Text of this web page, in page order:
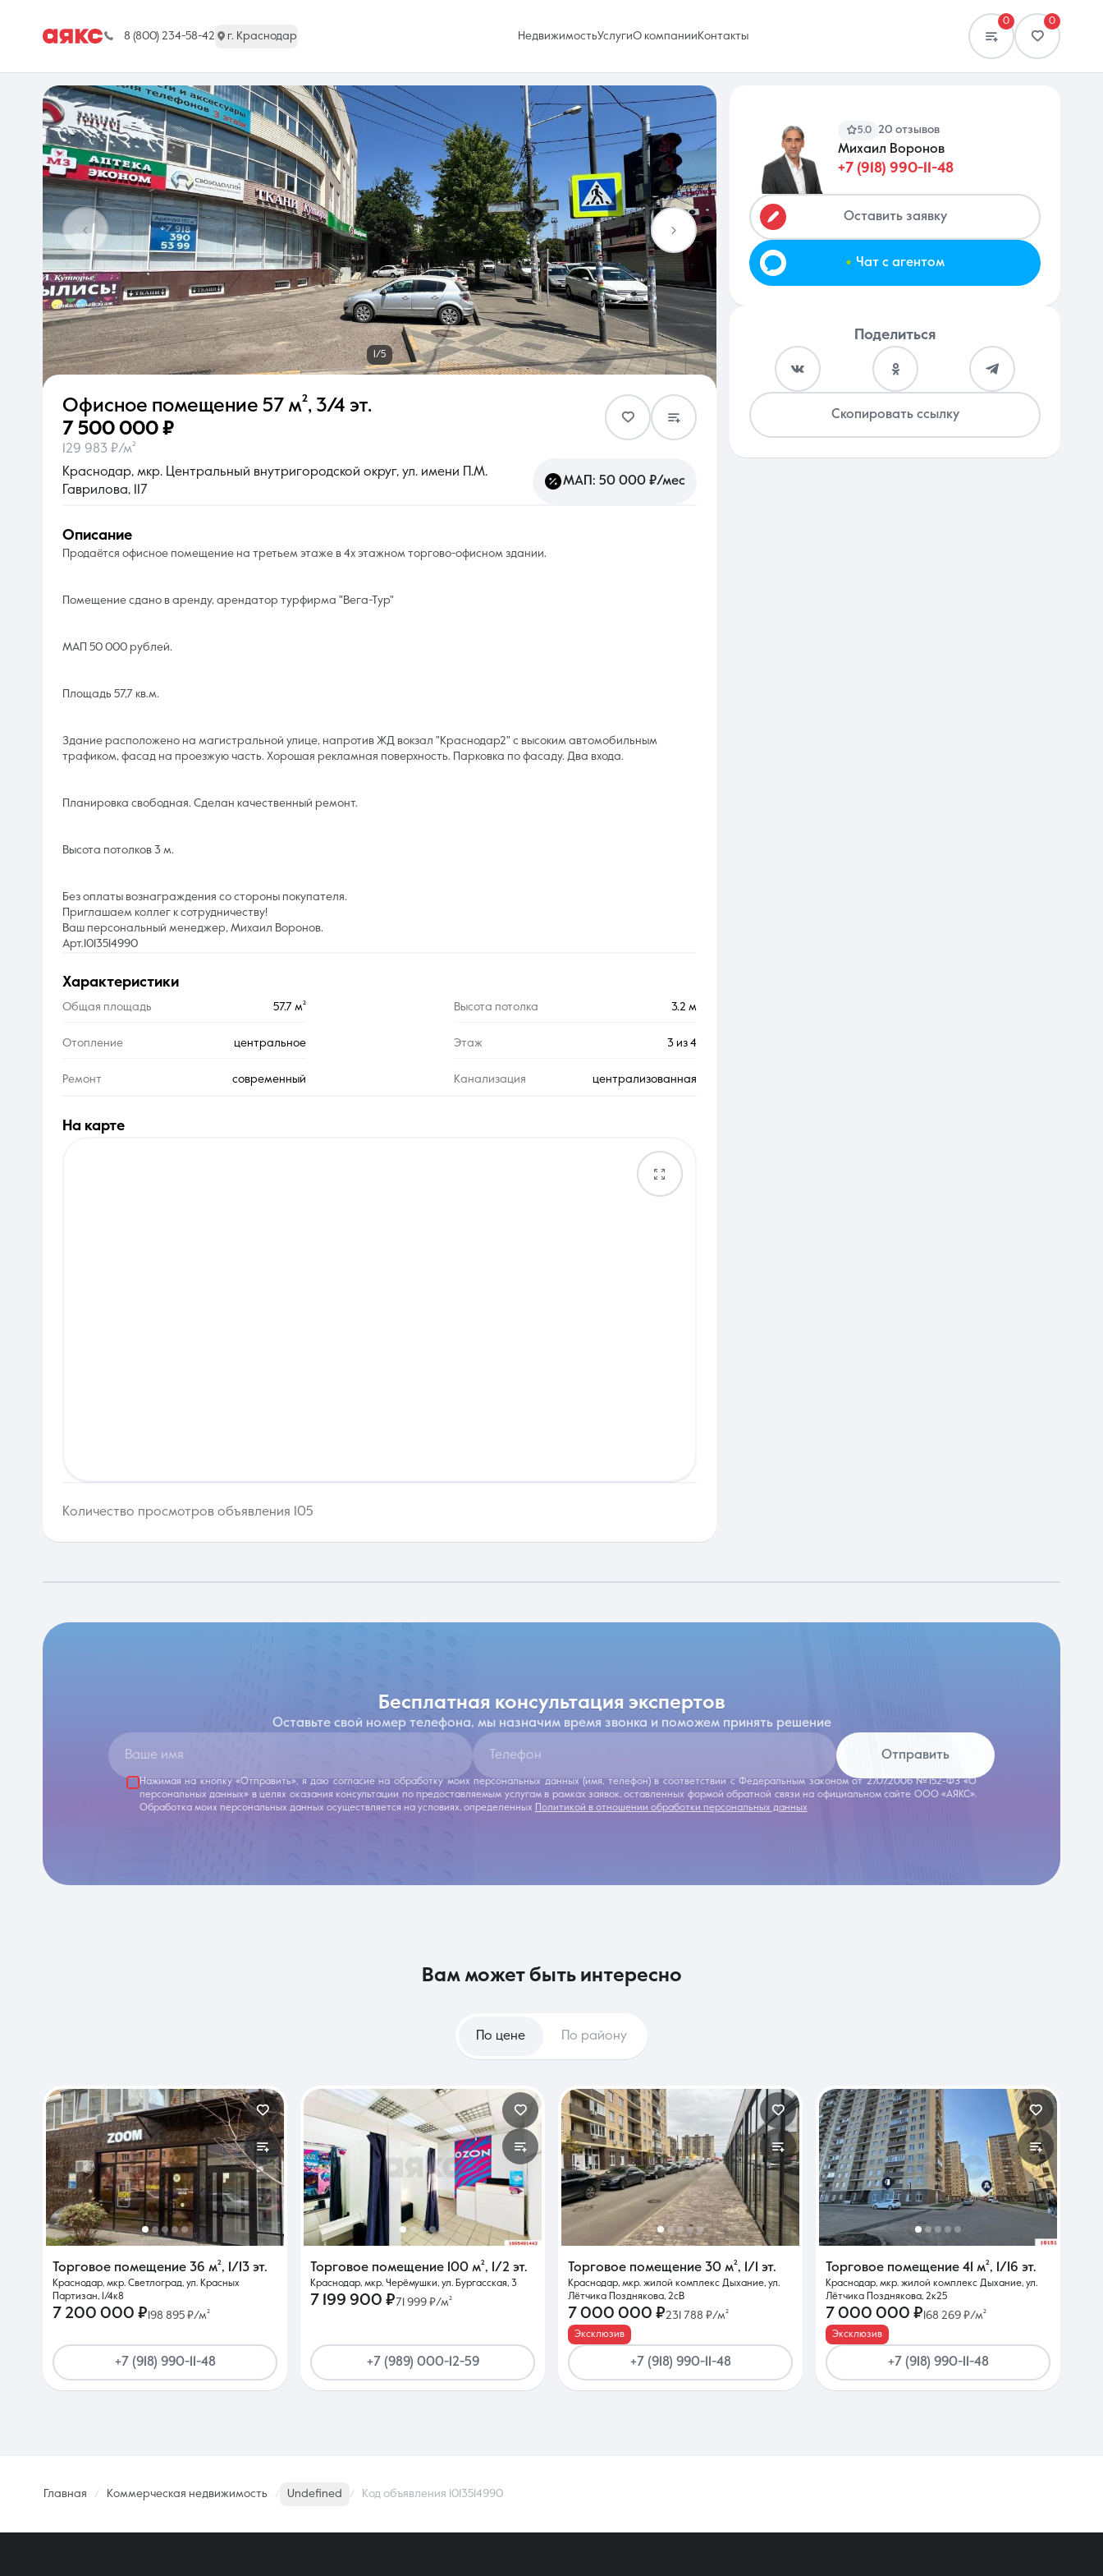
8 (800) 234-58-42 г. Краснодар НедвижимостьУслугиО компании Контакты
0 0
г. Краснодар Избранное
0 объявлений
Сравнение
Недвижимость Услуги
О компании Контакты
8 (861) 297-00-00
1/5
Офисное помещение 57 м², 3/4 эт.
7 500 000 ₽
129 983 ₽/м²
Краснодар, мкр. Центральный внутригородской округ, ул. имени П.М.
Гаврилова, 117
МАП: 50 000 ₽/мес
характеристики
Общая площадь 57.7 м² Высота потолка 3.2 м
Отопление центральное Этаж 3 из 4
Ремонт современный Канализация централизованная
описание
Продаётся офисное помещение на третьем этаже в 4х этажном торгово-офисном здании.
Помещение сдано в аренду, арендатор турфирма "Вега-Тур"
МАП 50 000 рублей.
Площадь 57,7 кв.м.
Здание расположено на магистральной улице, напротив ЖД вокзал "Краснодар2" с высоким автомобильным
трафиком, фасад на проезжую часть. Хорошая рекламная поверхность. Парковка по фасаду. Два входа.
Планировка свободная. Сделан качественный ремонт.
Высота потолков 3 м.
Без оплаты вознаграждения со стороны покупателя.
Приглашаем коллег к сотрудничеству!
Ваш персональный менеджер, Михаил Воронов.
Арт.1013514990
на карте
Количество просмотров объявления 105
5.0 20 отзывов
Михаил Воронов
+7 (918) 990-11-48
Оставить заявку
. Чат с агентом
Поделиться
Скопировать ссылку
бесплатная консультация экспертов
Оставьте свой номер телефона, мы назначим время звонка и поможем принять решение
Ваше имя Телефон Отправить
Нажимая на кнопку «Отправить», я даю согласие на обработку моих персональных данных (имя, телефон) в соответствии с Федеральным законом от 27.07.2006 №152-ФЗ «О
персональных данных» в целях оказания консультации по предоставляемым услугам в рамках заявок, оставленных формой обратной связи на официальном сайте ООО «АЯКС».
Обработка моих персональных данных осуществляется на условиях, определенных Политикой в отношении обработки персональных данных
вам может быть интересно
По цене По району
Торговое помещение 36 м², 1/13 эт.
Краснодар, мкр. Светлоград, ул. Красных
Партизан, 1/4к8
7 200 000 ₽ 198 895 ₽/м²
+7 (918) 990-11-48
Торговое помещение 100 м², 1/2 эт.
Краснодар, мкр. Черёмушки, ул. Бургасская, 3
7 199 900 ₽71 999 ₽/м²
+7 (989) 000-12-59
Торговое помещение 30 м², 1/1 эт.
Краснодар, мкр. жилой комплекс Дыхание, ул.
Лётчика Позднякова, 2сВ
7 000 000 ₽231 788 ₽/м²
Эксклюзив
+7 (918) 990-11-48
Торговое помещение 41 м², 1/16 эт.
Краснодар, мкр. жилой комплекс Дыхание, ул.
Лётчика Позднякова, 2к25
7 000 000 ₽ 168 269 ₽/м²
Эксклюзив
+7 (918) 990-11-48
Главная Коммерческая недвижимость Undefined Код объявления 1013514990